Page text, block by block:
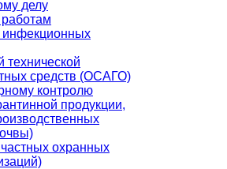
делу
инфекционных
технической
средств (ОСАГО)
контролю
продукции,
охранных